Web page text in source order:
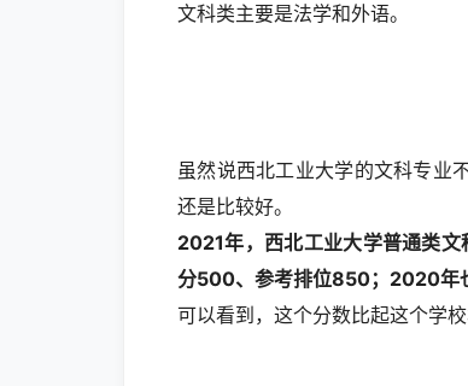
文科类主要是法学和外语。
虽然说西北工业大学的文科专业
还是比较好。
2021年，西北工业大学普通类
分500、参考排位850；2020年
可以看到，这个分数比起这个学